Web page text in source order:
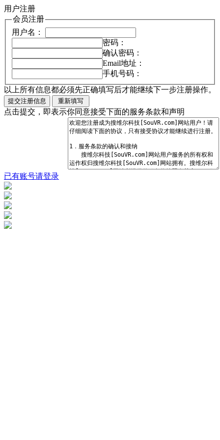
用户注册
会员注册
用户名：
密码：
确认密码：
Email地址：
手机号码：
以上所有信息都必须先正确填写后才能继续下一步注册操作。
点击提交，即表示你同意接受下面的服务条款和声明
已有账号请登录